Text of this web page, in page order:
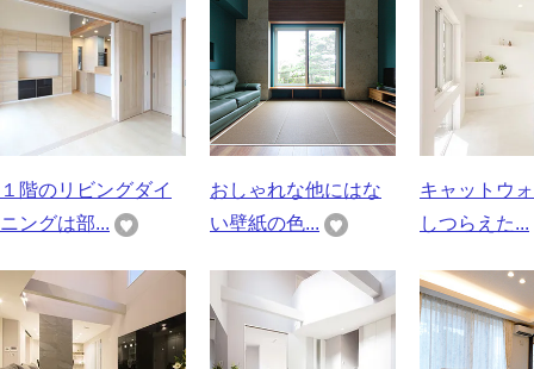
１階のリビングダイ
ニングは部...
おしゃれな他にはな
い壁紙の色...
キャットウ
しつらえた...